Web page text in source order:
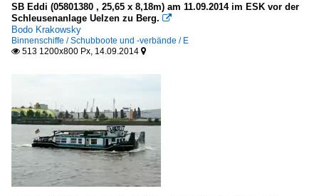
SB Eddi (05801380 , 25,65 x 8,18m) am 11.09.2014 im ESK vor der
Schleusenanlage Uelzen zu Berg. 
Bodo Krakowsky
Binnenschiffe / Schubboote und -verbände / E
 513 1200x800 Px, 14.09.2014 